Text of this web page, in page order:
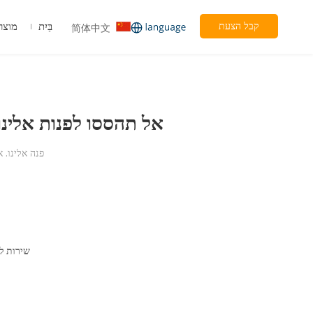
בַּיִת
קבל הצעת
简体中文
אל תהססו לפנות
פנה
שירות